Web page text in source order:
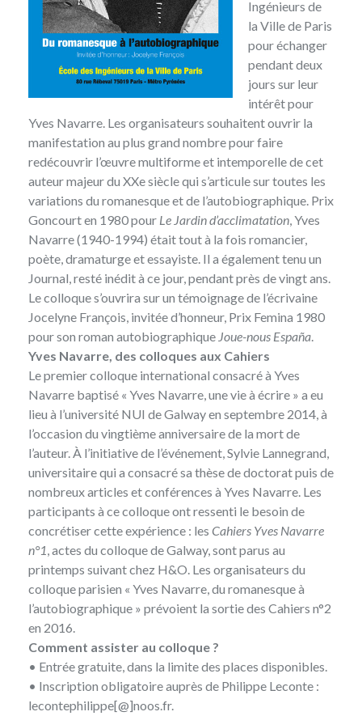
Ingénieurs de
la Ville de Paris
pour échanger
pendant deux
jours sur leur
intérêt pour
Yves Navarre. Les organisateurs souhaitent ouvrir la
manifestation au plus grand nombre pour faire
redécouvrir l’œuvre multiforme et intemporelle de cet
auteur majeur du XXe siècle qui s’articule sur toutes les
variations du romanesque et de l’autobiographique. Prix
Goncourt en 1980 pour Le Jardin d’acclimatation, Yves
Navarre (1940-1994) était tout à la fois romancier,
poète, dramaturge et essayiste. Il a également tenu un
Journal, resté inédit à ce jour, pendant près de vingt ans.
Le colloque s’ouvrira sur un témoignage de l’écrivaine
Jocelyne François, invitée d’honneur, Prix Femina 1980
pour son roman autobiographique Joue-nous España.
Yves Navarre, des colloques aux Cahiers
Le premier colloque international consacré à Yves
Navarre baptisé « Yves Navarre, une vie à écrire » a eu
lieu à l’université NUI de Galway en septembre 2014, à
l’occasion du vingtième anniversaire de la mort de
l’auteur. À l’initiative de l’événement, Sylvie Lannegrand,
universitaire qui a consacré sa thèse de doctorat puis de
nombreux articles et conférences à Yves Navarre. Les
participants à ce colloque ont ressenti le besoin de
concrétiser cette expérience : les Cahiers Yves Navarre
n°1, actes du colloque de Galway, sont parus au
printemps suivant chez H&O. Les organisateurs du
colloque parisien « Yves Navarre, du romanesque à
l’autobiographique » prévoient la sortie des Cahiers n°2
en 2016.
Comment assister au colloque ?
• Entrée gratuite, dans la limite des places disponibles.
• Inscription obligatoire auprès de Philippe Leconte :
lecontephilippe[@]noos.fr.